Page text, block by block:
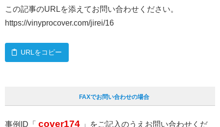
この記事のURLを添えてお問い合わせください。
https://vinyprocover.com/jirei/16
URLをコピー
FAXでお問い合わせの場合
事例ID「 cover174 」をご記入のうえお問い合わせくだ